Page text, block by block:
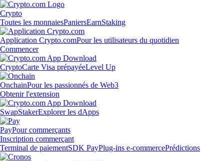
Crypto
Toutes les monnaiesPaniersEarnStaking
Application Crypto.comPour les utilisateurs du quotidien
Commencer
CryptoCarte Visa prépayéeLevel Up
OnchainPour les passionnés de Web3
Obtenir l'extension
SwapStakerExplorer les dApps
PayPour commerçants
Inscription commerçant
Terminal de paiementSDK PayPlug-ins e-commercePrédictions